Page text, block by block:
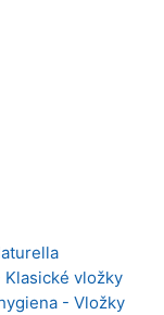
vložky
- Vložky